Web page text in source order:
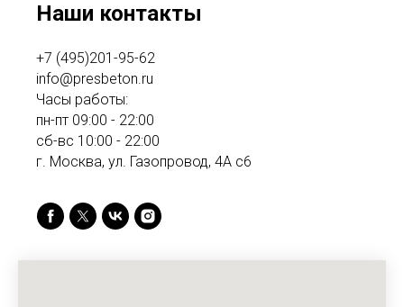
Наши контакты
+7 (495)201-95-62
info@presbeton.ru
Часы работы:
пн-пт 09:00 - 22:00
сб-вс 10:00 - 22:00
г. Москва, ул. Газопровод, 4А с6